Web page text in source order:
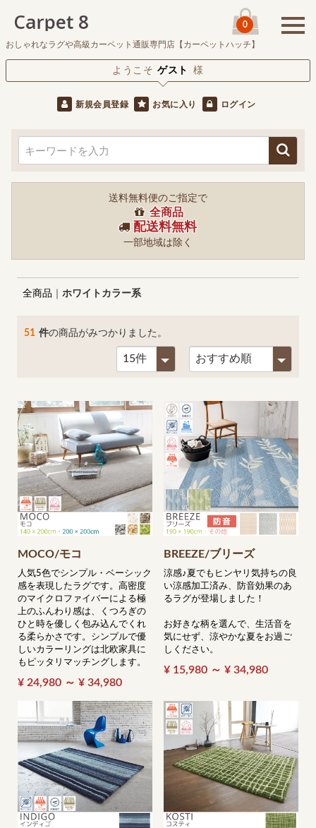
おしゃれなラグや高級カーペット通販専門店【カーペットハッチ】
0
ようこそ ゲスト 様
新規会員登録 お気に入り ログイン
送料無料便のご指定で
全商品
配送料無料
一部地域は除く
全商品 ホワイトカラー系
51 件の商品がみつかりました。
MOCO/モコ
人気5色でシンプル・ベーシック
感を表現したラグです。高密度
のマイクロファイバーによる極
上のふんわり感は、くつろぎの
ひと時を優しく包み込んでくれ
る柔らかさです。シンプルで優
しいカラーリングは北欧家具に
もピッタリマッチングします。
¥ 24,980 ～ ¥ 34,980
BREEZE/ブリーズ
涼感♪夏でもヒンヤリ気持ちの良
い涼感加工済み、防音効果のあ
るラグが登場しました！
お好きな柄を選んで、生活音を
気にせず、涼やかな夏をお過ご
しください。
¥ 15,980 ～ ¥ 34,980